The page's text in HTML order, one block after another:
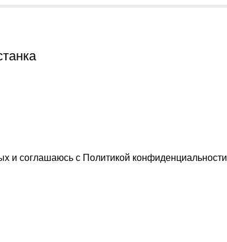
и соглашаюсь с Политикой конфиденциальности